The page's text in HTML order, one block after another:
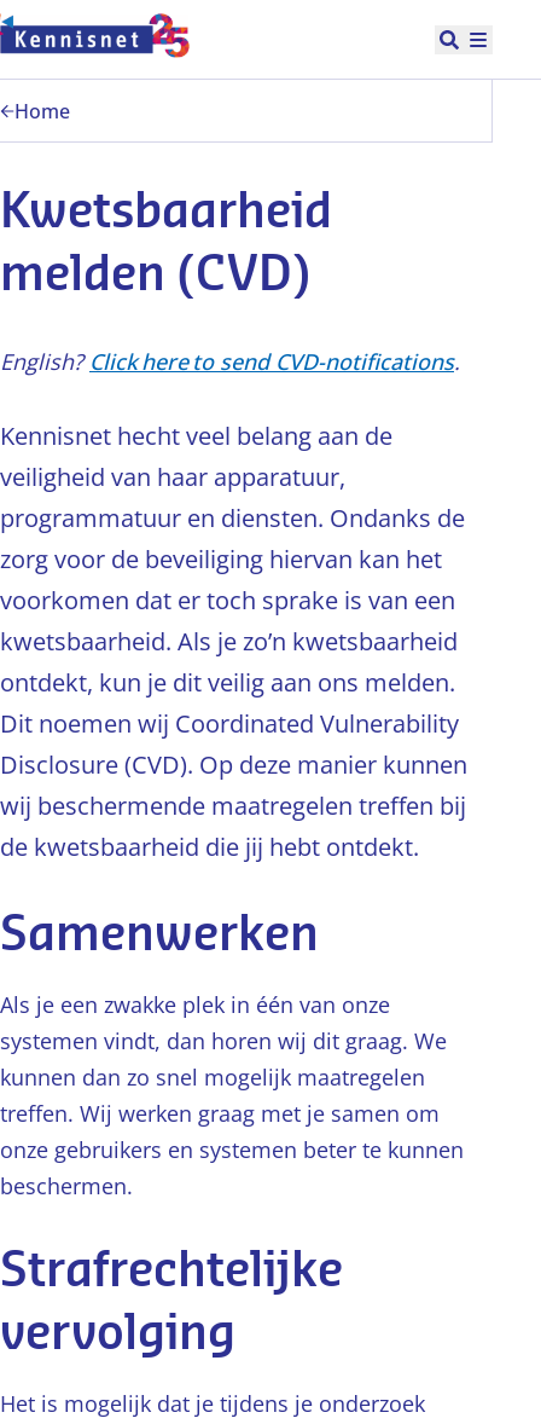
Doorgaan naar hoofdinhoud
Open
Home
Kwetsbaarheid
melden (CVD)
English? Click here to send CVD-notifications.
Kennisnet hecht veel belang aan de
veiligheid van haar apparatuur,
programmatuur en diensten. Ondanks de
zorg voor de beveiliging hiervan kan het
voorkomen dat er toch sprake is van een
kwetsbaarheid. Als je zo’n kwetsbaarheid
ontdekt, kun je dit veilig aan ons melden.
Dit noemen wij Coordinated Vulnerability
Disclosure (CVD). Op deze manier kunnen
wij beschermende maatregelen treffen bij
de kwetsbaarheid die jij hebt ontdekt.
Samenwerken
Als je een zwakke plek in één van onze
systemen vindt, dan horen wij dit graag. We
kunnen dan zo snel mogelijk maatregelen
treffen. Wij werken graag met je samen om
onze gebruikers en systemen beter te kunnen
beschermen.
Strafrechtelijke
vervolging
Het is mogelijk dat je tijdens je onderzoek